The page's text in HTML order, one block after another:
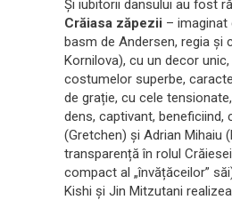
Și iubitorii dansului au fost
Crăiasa zăpezii – imaginat
basm de Andersen, regia și
Kornilova), cu un decor
costumelor superbe,
de grație, cu cele
dens, captivant, beneficiind,
(Gretchen) și Adrian Mihaiu
transparență în rolul
compact al „învățăceilor”
Kishi și Jin Mitzutani